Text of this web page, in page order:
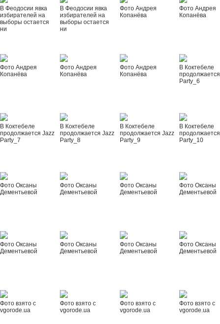
В Феодосии явка
избирателей на
выборы остается
ни
В Феодосии явка
избирателей на
выборы остается
ни
Фото Андрея
Копанёва
Фото Андрея
Копанёва
Фото Андрея
Копанёва
Фото Андрея
Копанёва
Фото Андрея
Копанёва
В Коктебеле
Party_6
В Коктебеле
продолжается Jazz
Party_7
В Коктебеле
продолжается Jazz
Party_8
В Коктебеле
продолжается Jazz
Party_9
В Коктебеле
Party_10
Фото Оксаны
Дементьевой
Фото Оксаны
Дементьевой
Фото Оксаны
Дементьевой
Фото Оксаны
Дементьевой
Фото Оксаны
Дементьевой
Фото Оксаны
Дементьевой
Фото Оксаны
Дементьевой
Фото Оксаны
Дементьевой
Фото взято с
vgorode.ua
Фото взято с
vgorode.ua
Фото взято с
vgorode.ua
Фото взято с
vgorode.ua